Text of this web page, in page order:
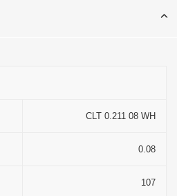
CLT 0.211 08 WH
0.08
107